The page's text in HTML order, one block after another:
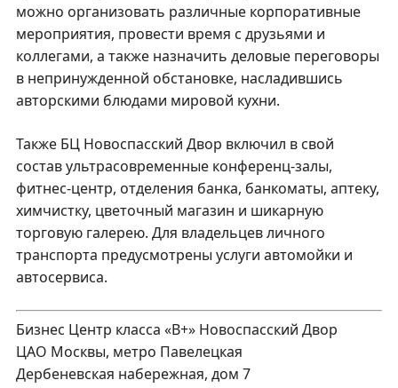
можно организовать различные корпоративные
мероприятия, провести время с друзьями и
коллегами, а также назначить деловые переговоры
в непринужденной обстановке, насладившись
авторскими блюдами мировой кухни.
Также БЦ Новоспасский Двор включил в свой
состав ультрасовременные конференц-залы,
фитнес-центр, отделения банка, банкоматы, аптеку,
химчистку, цветочный магазин и шикарную
торговую галерею. Для владельцев личного
транспорта предусмотрены услуги автомойки и
автосервиса.
Бизнес Центр класса «В+» Новоспасский Двор
ЦАО Москвы, метро Павелецкая
Дербеневская набережная, дом 7